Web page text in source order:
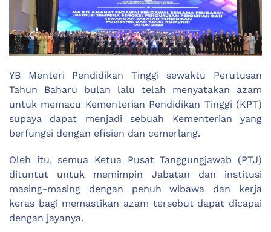
YB Menteri Pendidikan Tinggi sewaktu Perutusan
Tahun Baharu bulan lalu telah menyatakan azam
untuk memacu Kementerian Pendidikan Tinggi (KPT)
supaya dapat menjadi sebuah Kementerian yang
berfungsi dengan efisien dan cemerlang.
Oleh itu, semua Ketua Pusat Tanggungjawab (PTJ)
dituntut untuk memimpin Jabatan dan institusi
masing-masing dengan penuh wibawa dan kerja
keras bagi memastikan azam tersebut dapat dicapai
dengan jayanya.